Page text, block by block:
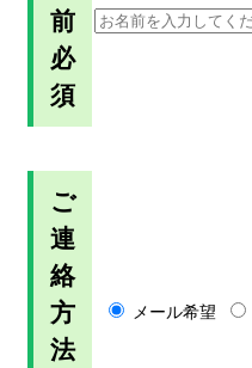
前
必
須
ご
連
絡
方
法
メール希望